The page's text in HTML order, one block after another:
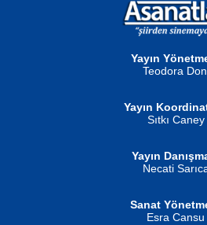
NURAN KÖSE BAYDAR
Ben Deniz Değilim ki...
Yayın
Teodora
Yayın
Sıtkı Caney
Yayın
Necati
Sanat
Esra Cansu